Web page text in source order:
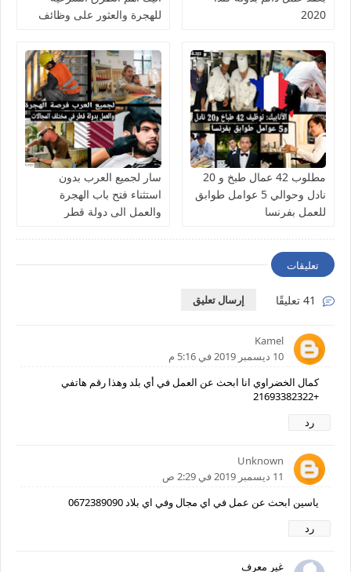
2020
للهجرة والعثور على وظائف
مطلوب 42 عمال طبخ و 20
نادل وحوالي 5 عوامل طوابق
للعمل بفرنسا
سار لجميع العرب بدون
استثناء فتح باب الهجرة
والعمل الى دولة قطر
تعليقات
إرسال تعليق
Kamel
10 ديسمبر 2019 في 5:16 م
كمال الخضراوي انا ابحث عن العمل في أي بلد وهذا رقم هاتفي
+21693382322
رد
Unknown
11 ديسمبر 2019 في 2:29 ص
ياسين ابحث عن عمل في اي مجال وفي اي بلاد 0672389090
رد
غير معرف